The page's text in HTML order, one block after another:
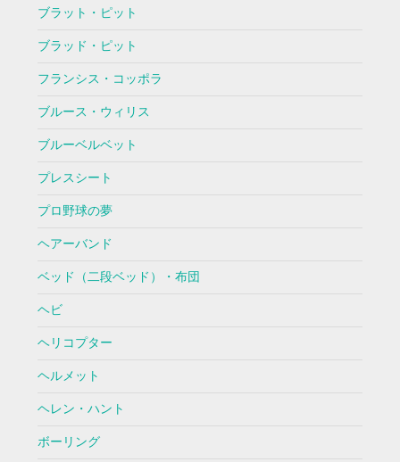
ブラット・ピット
ブラッド・ピット
フランシス・コッポラ
ブルース・ウィリス
ブルーベルベット
プレスシート
プロ野球の夢
ヘアーバンド
ベッド（二段ベッド）・布団
ヘビ
ヘリコプター
ヘルメット
ヘレン・ハント
ボーリング